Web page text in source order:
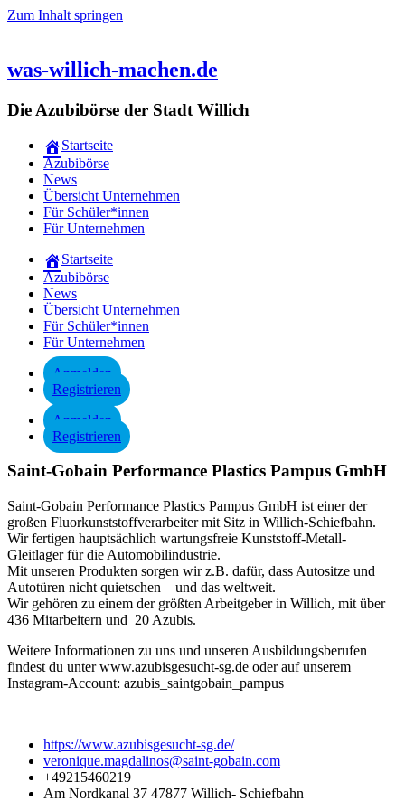
Zum Inhalt springen
was-willich-machen.de
Die Azubibörse der Stadt Willich
Startseite
Azubibörse
News
Übersicht Unternehmen
Für Schüler*innen
Für Unternehmen
Startseite
Azubibörse
News
Übersicht Unternehmen
Für Schüler*innen
Für Unternehmen
Anmelden
Registrieren
Anmelden
Registrieren
Saint-Gobain Performance Plastics Pampus GmbH
Saint-Gobain Performance Plastics Pampus GmbH ist einer der
großen Fluorkunststoffverarbeiter mit Sitz in Willich-Schiefbahn.
Wir fertigen hauptsächlich wartungsfreie Kunststoff-Metall-
Gleitlager für die Automobilindustrie.
Mit unseren Produkten sorgen wir z.B. dafür, dass Autositze und
Autotüren nicht quietschen – und das weltweit.
Wir gehören zu einem der größten Arbeitgeber in Willich, mit über
436 Mitarbeitern und 20 Azubis.
Weitere Informationen zu uns und unseren Ausbildungsberufen
findest du unter www.azubisgesucht-sg.de oder auf unserem
Instagram-Account: azubis_saintgobain_pampus
https://www.azubisgesucht-sg.de/
veronique.magdalinos@saint-gobain.com
+49215460219
Am Nordkanal 37 47877 Willich- Schiefbahn